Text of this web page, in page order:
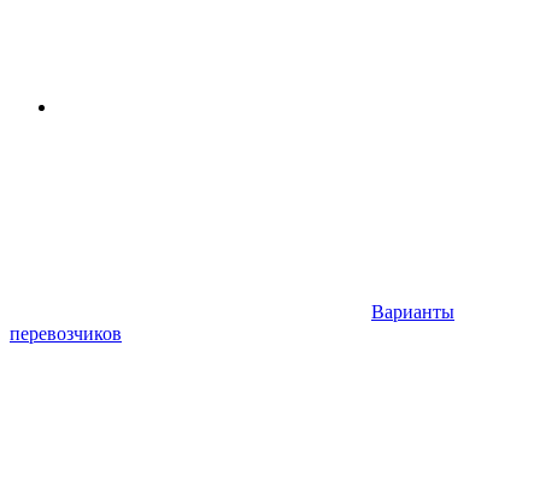
Варианты
перевозчиков